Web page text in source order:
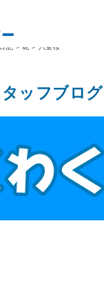
記 >花 > 八重桜
ッフブログ